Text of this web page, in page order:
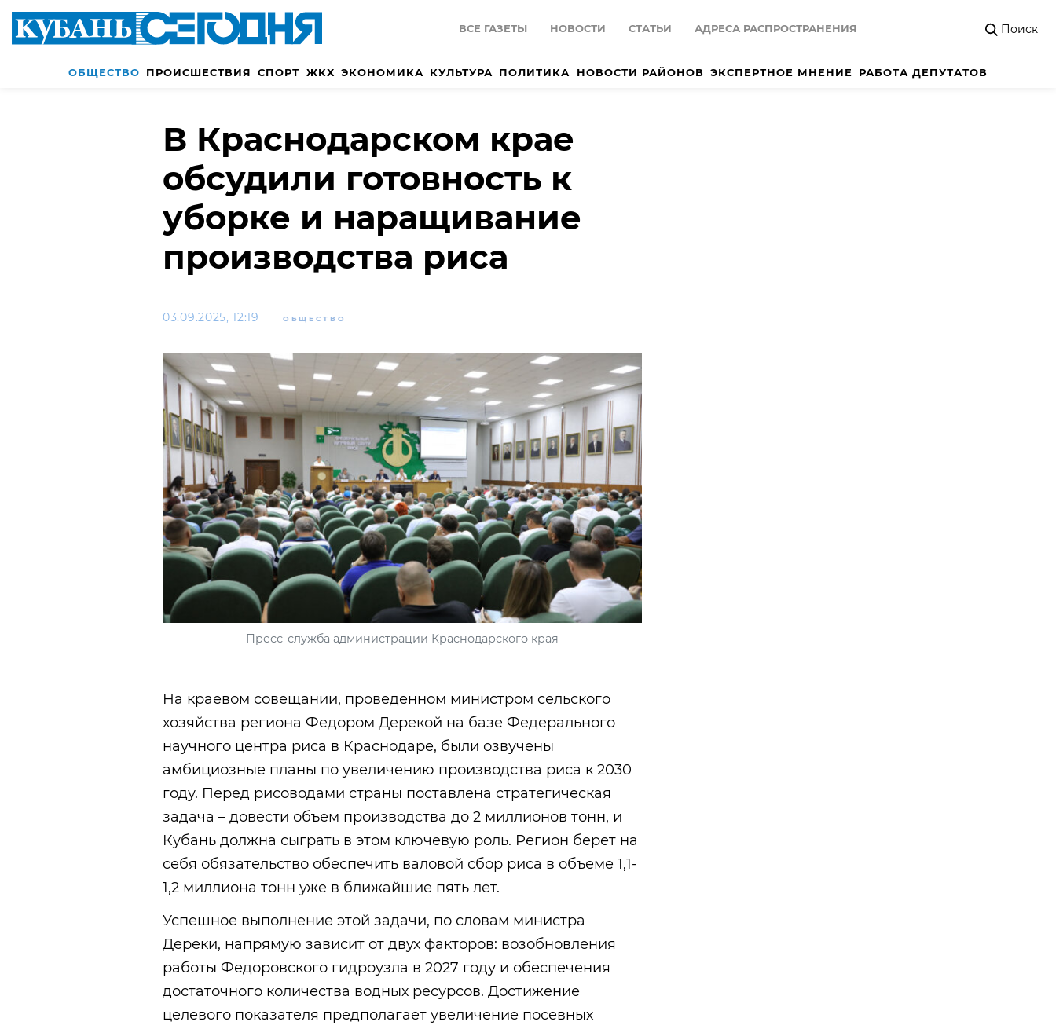
ВСЕ ГАЗЕТЫ НОВОСТИ СТАТЬИ АДРЕСА РАСПРОСТРАНЕНИЯ Поиск
ОБЩЕСТВО ПРОИСШЕСТВИЯ СПОРТ ЖКХ ЭКОНОМИКА КУЛЬТУРА ПОЛИТИКА НОВОСТИ РАЙОНОВ ЭКСПЕРТНОЕ МНЕНИЕ РАБОТА ДЕПУТАТОВ
В Краснодарском крае
обсудили готовность к
уборке и наращивание
производства риса
03.09.2025, 12:19 ОБЩЕСТВО
Пресс-служба администрации Краснодарского края
На краевом совещании, проведенном министром сельского
хозяйства региона Федором Дерекой на базе Федерального
научного центра риса в Краснодаре, были озвучены
амбициозные планы по увеличению производства риса к 2030
году. Перед рисоводами страны поставлена стратегическая
задача – довести объем производства до 2 миллионов тонн, и
Кубань должна сыграть в этом ключевую роль. Регион берет на
себя обязательство обеспечить валовой сбор риса в объеме 1,1-
1,2 миллиона тонн уже в ближайшие пять лет.
Успешное выполнение этой задачи, по словам министра
Дереки, напрямую зависит от двух факторов: возобновления
работы Федоровского гидроузла в 2027 году и обеспечения
достаточного количества водных ресурсов. Достижение
целевого показателя предполагает увеличение посевных